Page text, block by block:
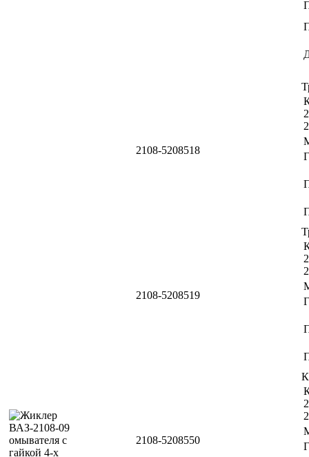
2108-5208518
2108-5208519
2108-5208550